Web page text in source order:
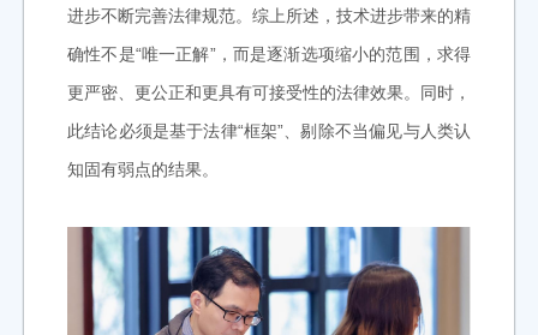
进步不断完善法律规范。综上所述，技术进步带来的精
确性不是“唯一正解”，而是逐渐选项缩小的范围，求得
更严密、更公正和更具有可接受性的法律效果。同时，
此结论必须是基于法律“框架”、剔除不当偏见与人类认
知固有弱点的结果。